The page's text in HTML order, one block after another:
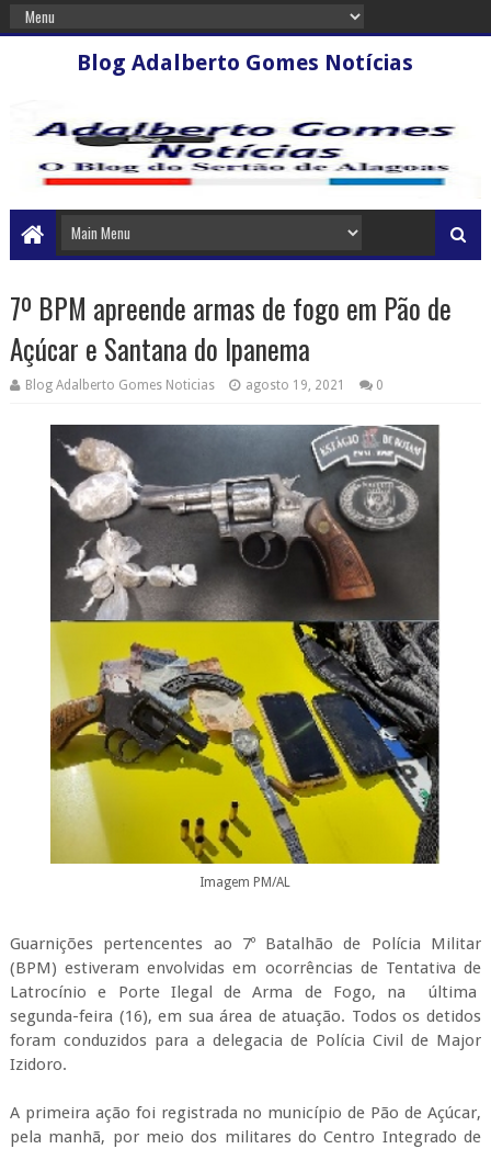
Blog Adalberto Gomes Notícias
7º BPM apreende armas de fogo em Pão de
Açúcar e Santana do Ipanema
Blog Adalberto Gomes Noticias agosto 19, 2021 0
Imagem PM/AL
Guarnições pertencentes ao 7º Batalhão de Polícia Militar
(BPM) estiveram envolvidas em ocorrências de Tentativa de
Latrocínio e Porte Ilegal de Arma de Fogo, na última
segunda-feira (16), em sua área de atuação. Todos os detidos
foram conduzidos para a delegacia de Polícia Civil de Major
Izidoro.
A primeira ação foi registrada no município de Pão de Açúcar,
pela manhã, por meio dos militares do Centro Integrado de